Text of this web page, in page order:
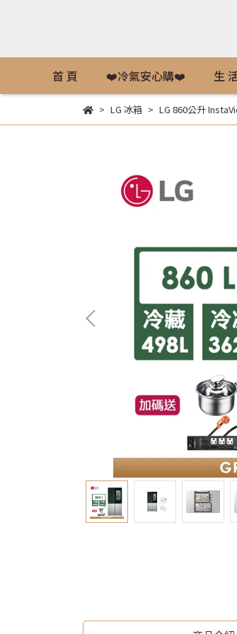
首 頁 ❤️冷氣安心購❤️ 生
LG 冰箱 LG 860公升